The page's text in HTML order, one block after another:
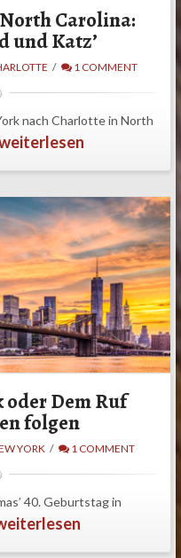
Carolina:
und Katz’
1 COMMENT
nach Charlotte in North
oder Dem Ruf
folgen
YORK 1 COMMENT
40. Geburtstag in